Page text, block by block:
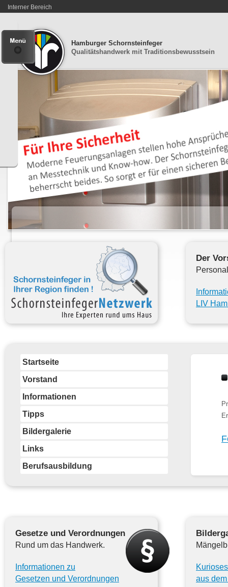
Interner Bereich
Hamburger Schornsteinfeger
Qualitätshandwerk mit Traditionsbewusstsein
Der
LIV
Startseite
Vorstand
Informationen
Tipps
Bildergalerie
Links
Berufsausbildung
Gesetze und Verordnungen
Rund um das Handwerk.
Informationen zu
Gesetzen und Verordnungen
aus